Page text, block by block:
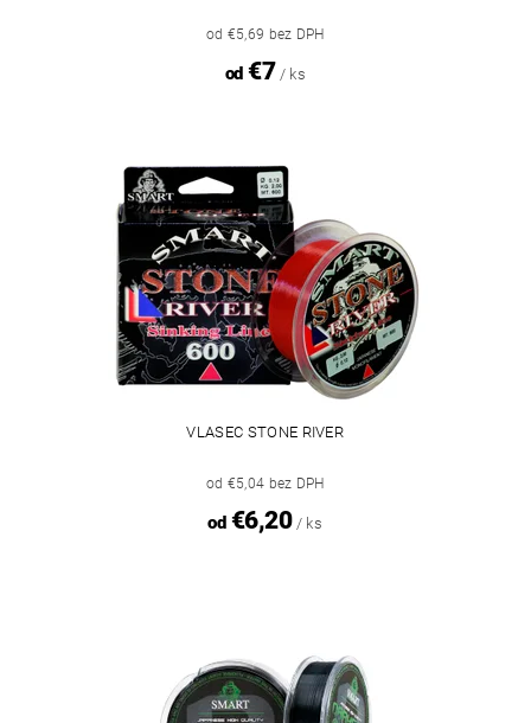
od €5,69 bez DPH
od€7 / ks
VLASEC STONE RIVER
od €5,04 bez DPH
od€6,20 / ks